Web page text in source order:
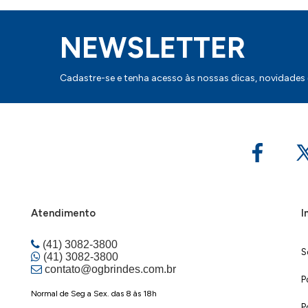
NEWSLETTER
Cadastre-se e tenha acesso às nossas dicas,
Atendimento
(41) 3082-3800
(41) 3082-3800
contato@ogbrindes.com.br
Normal de Seg a Sex. das 8 às 18h